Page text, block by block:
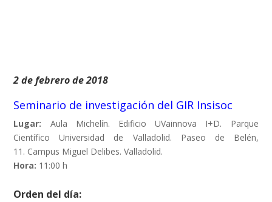
2 de febrero de 2018
Seminario de investigación del GIR Insisoc
Lugar: Aula Michelín. Edificio UVainnova I+D. Parque
Científico Universidad de Valladolid. Paseo de Belén,
11. Campus Miguel Delibes. Valladolid.
Hora: 11:00 h
Orden del día: